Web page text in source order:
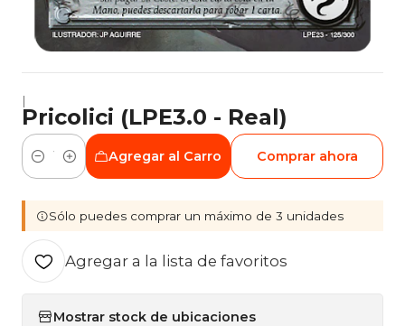
|
Pricolici (LPE3.0 - Real)
Cantidad
Agregar al Carro Comprar ahora
Sólo puedes comprar un máximo de 3 unidades
Agregar a la lista de favoritos
Mostrar stock de ubicaciones